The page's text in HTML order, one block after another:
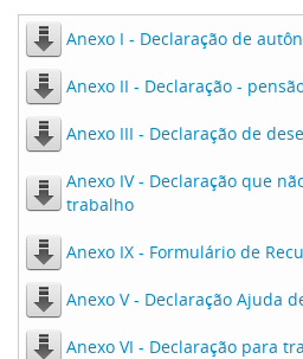
Anexo I - Declaração de
Anexo II - Declaração -
Anexo III - Declaração de
Anexo IV - Declaração que
trabalho
Anexo IX - Formulário de
Anexo V - Declaração Ajuda
Anexo VI - Declaração para